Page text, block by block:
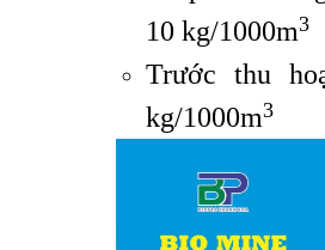
10 kg/1000m3
Trước thu
kg/1000m3